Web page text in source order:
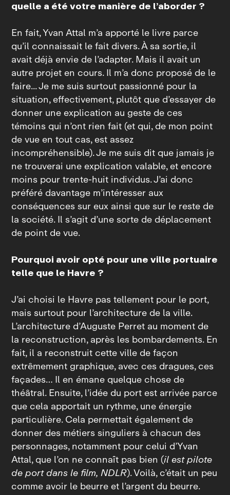
quelle a été votre manière de l’aborder ?
En fait, Yvan Attal m’a apporté le livre parce
qu’il connaissait le fait divers. À sa sortie, il
avait déjà envie de l’adapter. Mais il avait un
autre projet en cours. Il m’a donc proposé de le
faire... Je me suis surtout passionné pour la
situation, effectivement, plutôt que d’essayer de
donner une explication au geste de ces
témoins qui n’ont rien fait (et qui, de mon point
de vue en tout cas, est assez
incompréhensible). Je me suis dit que jamais je
ne trouverai une explication valable, et encore
moins pour trente‑huit individus. J’ai donc
préféré davantage m’intéresser aux
conséquences sur eux ainsi que sur le reste de
la société. Il s’agit d’une sorte de déplacement
de point de vue.
Pourquoi avoir opté pour une ville portuaire
telle que le Havre ?
J’ai choisi le Havre pas tellement pour le port,
mais surtout pour l’architecture de la ville.
L’architecture d’Auguste Perret au moment de
la reconstruction, après les bombardements. En
fait, il a reconstruit cette ville de façon
extrêmement graphique, avec ces dragues, ces
façades… Il en émane quelque chose de
théâtral. Ensuite, l’idée du port est arrivée parce
que cela apportait un rythme, une énergie
particulière. Cela permettait également de
donner des métiers singuliers à chacun des
personnages, notamment pour celui d’Yvan
Attal, que l’on ne connaît pas bien (il est pilote
de port dans le film, NDLR). Voilà, c’était un peu
comme avoir le beurre et l’argent du beurre.